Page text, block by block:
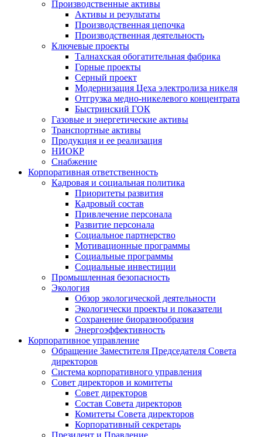
Производственные активы
Активы и результаты
Производственная цепочка
Производственная деятельность
Ключевые проекты
Талнахская обогатительная фабрика
Горные проекты
Серный проект
Модернизация Цеха электролиза никеля
Отгрузка медно-никелевого концентрата
Быстринский ГОК
Газовые и энергетические активы
Транспортные активы
Продукция и ее реализация
НИОКР
Снабжение
Корпоративная ответственность
Кадровая и социальная политика
Приоритеты развития
Кадровый состав
Привлечение персонала
Развитие персонала
Социальное партнерство
Мотивационные программы
Социальные программы
Социальные инвестиции
Промышленная безопасность
Экология
Обзор экологической деятельности
Экологически проекты и показатели
Сохранение биоразнообразия
Энергоэффективность
Корпоративное управление
Обращение Заместителя Председателя Совета
директоров
Система корпоративного управления
Совет директоров и комитеты
Совет директоров
Состав Совета директоров
Комитеты Совета директоров
Корпоративный секретарь
Президент и Правление